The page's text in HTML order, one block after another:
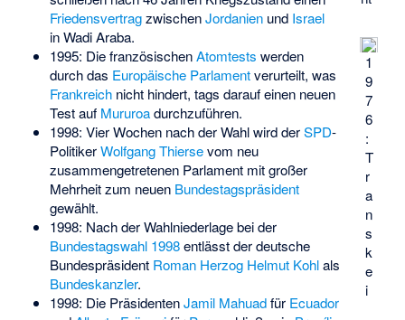
1
9
7
6
:
T
r
a
n
s
k
e
i
FriedensvertragzwischenJordanienund Israel
inWadi Araba.
1995: Die französischenAtomtests werden
durch das Europäische Parlamentverurteilt, was
Frankreichnicht hindert, tags darauf einen neuen
Test auf Mururoadurchzuführen.
1998: Vier Wochen nach der Wahl wird derSPD-
PolitikerWolfgang Thiersevom neu
zusammengetretenen Parlament mit großer
Mehrheit zum neuen Bundestagspräsident
gewählt.
1998: Nach der Wahlniederlage bei der
Bundestagswahl 1998entlässt der deutsche
Bundespräsident Roman Herzog Helmut Kohlals
Bundeskanzler.
1998: Die PräsidentenJamil Mahuadfür Ecuador